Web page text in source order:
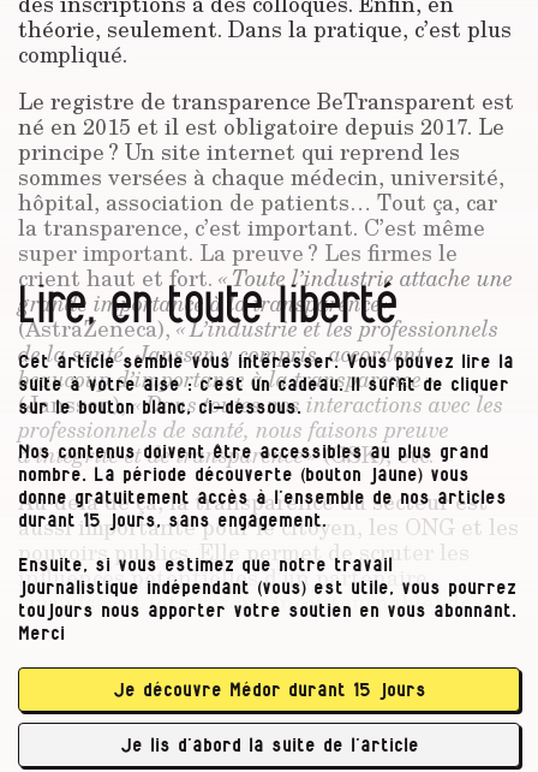
théorie, seulement. Dans la pratique, c’est plus
compliqué.
Le registre de transparence BeTransparent est
né en 2015 et il est obligatoire depuis 2017. Le
principe ? Un site internet qui reprend les
sommes versées à chaque médecin, université,
hôpital, association de patients… Tout ça, car
la transparence, c’est important. C’est même
super important. La preuve ? Les firmes le
crient haut et fort. « Toute l’industrie attache une
grande importance à la transparence »
(AstraZeneca),« L’industrie et les professionnels
de la santé, Janssen y compris, accordent
beaucoup d’importance à la transparence »
(Janssen),« Dans toutes nos interactions avec les
professionnels de santé, nous faisons preuve
d’intégrité et de transparence »(GSK), etc.
Au-delà de ça, la transparence du secteur est
aussi importante pour le citoyen, les ONG et les
pouvoirs publics. Elle permet de scruter les
influences potentielles d’un partenaire
surpuissant (et presque incontournable) de
notre santé, de traquer les biais qui pourraient
prescription. L’enjeu est considérable.« Plus la
dépendance financière est grande, plus ce risque
est grand », prévient Olivier Hoedeman, de
l’Observatoire de l’Europe …
Lire, en toute liberté
Cet article semble vous intéresser. Vous pouvez lire la
suite à votre aise : c’est un cadeau. Il suffit de cliquer
sur le bouton blanc, ci-dessous.
Nos contenus doivent être accessibles au plus grand
nombre. La période découverte (bouton jaune) vous
donne gratuitement accès à l’ensemble de nos articles
durant 15 jours, sans engagement.
Ensuite, si vous estimez que notre travail
journalistique indépendant (vous) est utile, vous pourrez
toujours nous apporter votre soutien en vous abonnant.
Merci
Je découvre Médor durant 15 jours
Je lis d’abord la suite de l’article